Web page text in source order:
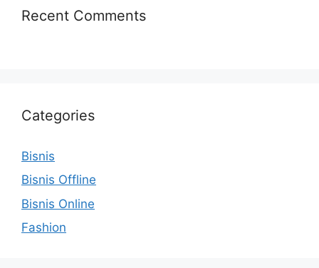
Recent Comments
Categories
Bisnis
Bisnis Offline
Bisnis Online
Fashion